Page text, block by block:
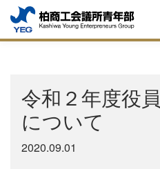
Skip
令和２年度役
について
2020.09.01